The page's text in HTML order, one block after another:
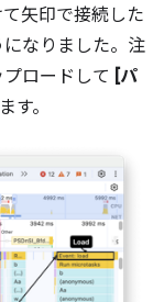
矢印で接続した
なりました。注
ロードして [パ
す。